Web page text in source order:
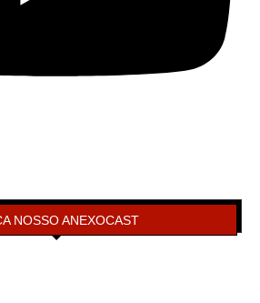
NOSSO ANEXOCAST